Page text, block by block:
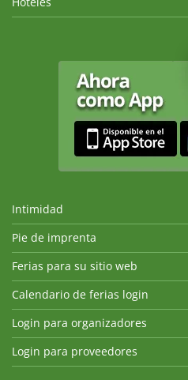
Intimidad
Pie de imprenta
Ferias para su sitio web
Calendario de ferias login
Login para organizadores
Login para proveedores